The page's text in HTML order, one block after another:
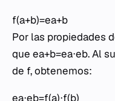
f(a+b)=ea+b
Por las propiedades
que ea+b=ea⋅eb. Al
de f, obtenemos:
ea⋅eb=f(a)⋅f(b)